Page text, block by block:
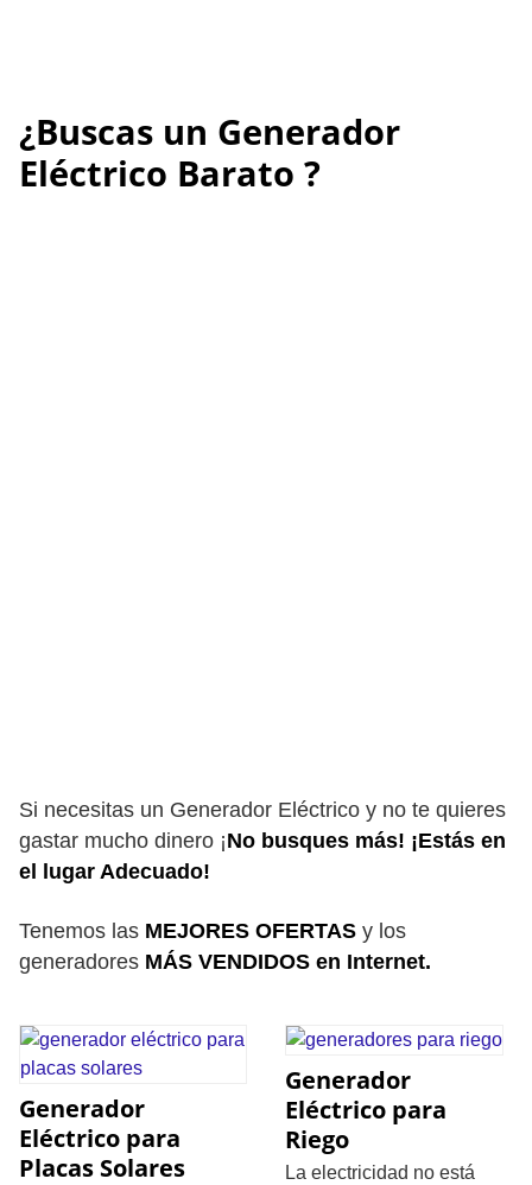
¿Buscas un Generador
Eléctrico Barato ?
Si necesitas un Generador Eléctrico y no te quieres
gastar mucho dinero ¡No busques más! ¡Estás en
el lugar Adecuado!
Tenemos las MEJORES OFERTAS y los
generadores MÁS VENDIDOS en Internet.
Generador
Eléctrico para
Placas Solares
Generador
Eléctrico para
Riego
La electricidad no está